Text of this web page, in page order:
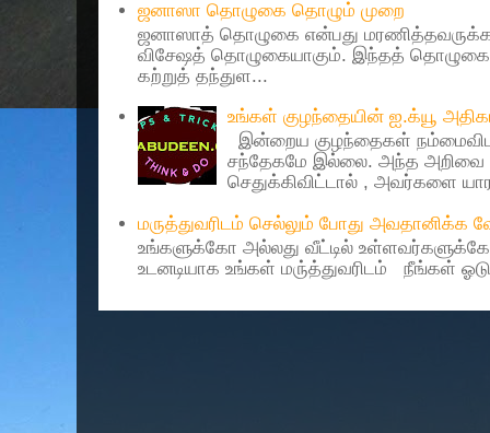
ஜனாஸா தொழுகை தொழும் முறை
ஜனாஸாத் தொழுகை என்பது
விசேஷத் தொழுகையாகும். இந்தத்
கற்றுத் தந்துள...
உங்கள் குழந்தையின் ஐ.க்யூ
இன்றைய குழந்தைகள்
சந்தேகமே இல்லை. அந்த
செதுக்கிவிட்டால் , அவர்களை
மருத்துவரிடம் செல்லும் போது அவதானிக்க
உங்களுக்கோ அல்லது வீட்டில்
உடனடியாக உங்கள் மரு்த்துவரிடம் நீங்கள்